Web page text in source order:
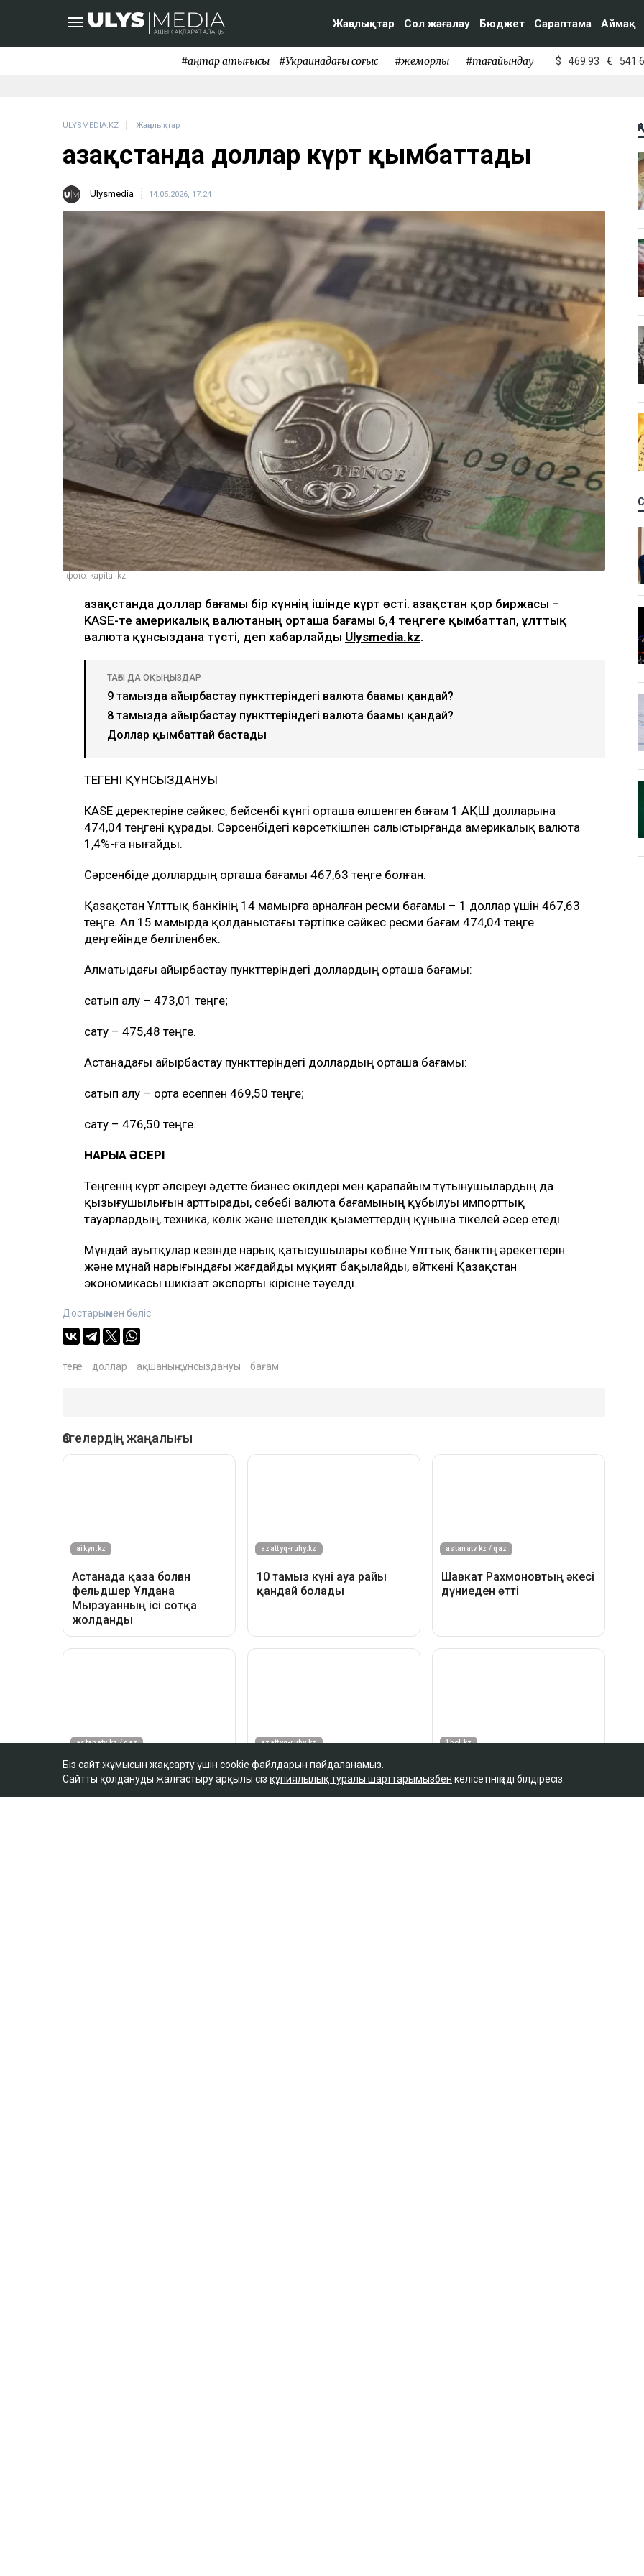
Жаңалықтар Сол жағалау Бюджет Сараптама Аймақ
#қаңтар қақтығысы #Украинадағы соғыс #жемқорлық #тағайындау $ 469.93 €
ULYSMEDIA.KZ Жаңалықтар
Қазақстанда доллар күрт қымбаттады
Ulysmedia 14.05.2026, 17:24
фото: kapital.kz
Қазақстанда доллар бағамы бір күннің ішінде күрт өсті. Қазақстан қор биржасы –
KASE-те америкалық валютаның орташа бағамы 6,4 теңгеге қымбаттап, ұлттық
валюта құнсыздана түсті, деп хабарлайды Ulysmedia.kz.
ТАҒЫ ДА ОҚЫҢЫЗДАР
9 тамызда айырбастау пункттеріндегі валюта бағамы қандай?
8 тамызда айырбастау пункттеріндегі валюта бағамы қандай?
Доллар қымбаттай бастады
ТЕҢГЕНІҢ ҚҰНСЫЗДАНУЫ
KASE деректеріне сәйкес, бейсенбі күнгі орташа өлшенген бағам 1 АҚШ долларына
474,04 теңгені құрады. Сәрсенбідегі көрсеткішпен салыстырғанда америкалық валюта
1,4%-ға нығайды.
Сәрсенбіде доллардың орташа бағамы 467,63 теңге болған.
Қазақстан Ұлттық банкінің 14 мамырға арналған ресми бағамы – 1 доллар үшін 467,63
теңге. Ал 15 мамырда қолданыстағы тәртіпке сәйкес ресми бағам 474,04 теңге
деңгейінде белгіленбек.
Алматыдағы айырбастау пункттеріндегі доллардың орташа бағамы:
сатып алу – 473,01 теңге;
сату – 475,48 теңге.
Астанадағы айырбастау пункттеріндегі доллардың орташа бағамы:
сатып алу – орта есеппен 469,50 теңге;
сату – 476,50 теңге.
НАРЫҚҚА ӘСЕРІ
Теңгенің күрт әлсіреуі әдетте бизнес өкілдері мен қарапайым тұтынушылардың да
қызығушылығын арттырады, себебі валюта бағамының құбылуы импорттық
тауарлардың, техника, көлік және шетелдік қызметтердің құнына тікелей әсер етеді.
Мұндай ауытқулар кезінде нарық қатысушылары көбіне Ұлттық банктің әрекеттерін
және мұнай нарығындағы жағдайды мұқият бақылайды, өйткені Қазақстан
экономикасы шикізат экспорты кірісіне тәуелді.
Достарыңмен бөліс
теңге доллар ақшаның құнсыздануы бағам
Біз сайт жұмысын жақсарту үшін cookie файлдарын пайдаланамыз.
Сайтты қолдануды жалғастыру арқылы сіз құпиялылық туралы шарттарымызбен келісетініңізді білдіресіз.